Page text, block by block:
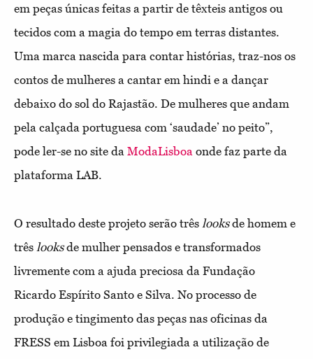
em peças únicas feitas a partir de têxteis antigos ou
tecidos com a magia do tempo em terras distantes.
Uma marca nascida para contar histórias, traz-nos os
contos de mulheres a cantar em hindi e a dançar
debaixo do sol do Rajastão. De mulheres que andam
pela calçada portuguesa com ‘saudade’ no peito”,
pode ler-se no site da ModaLisboa onde faz parte da
plataforma LAB.
O resultado deste projeto serão três looksde homem e
três looksde mulher pensados e transformados
livremente com a ajuda preciosa da Fundação
Ricardo Espírito Santo e Silva. No processo de
produção e tingimento das peças nas oficinas da
FRESS em Lisboa foi privilegiada a utilização de